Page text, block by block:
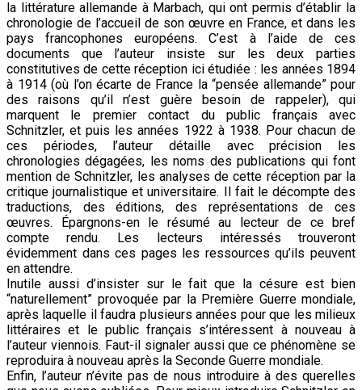
la littérature allemande à Marbach, qui ont permis d’établir la
chronologie de l’accueil de son œuvre en France, et dans les
pays francophones européens. C’est à l’aide de ces
documents que l’auteur insiste sur les deux parties
constitutives de cette réception ici étudiée : les années 1894
à 1914 (où l’on écarte de France la “pensée allemande” pour
des raisons qu’il n’est guère besoin de rappeler), qui
marquent le premier contact du public français avec
Schnitzler, et puis les années 1922 à 1938. Pour chacun de
ces périodes, l’auteur détaille avec précision les
chronologies dégagées, les noms des publications qui font
mention de Schnitzler, les analyses de cette réception par la
critique journalistique et universitaire. Il fait le décompte des
traductions, des éditions, des représentations de ces
œuvres. Épargnons-en le résumé au lecteur de ce bref
compte rendu. Les lecteurs intéressés trouveront
évidemment dans ces pages les ressources qu’ils peuvent
en attendre.
Inutile aussi d’insister sur le fait que la césure est bien
“naturellement” provoquée par la Première Guerre mondiale,
après laquelle il faudra plusieurs années pour que les milieux
littéraires et le public français s’intéressent à nouveau à
l’auteur viennois. Faut-il signaler aussi que ce phénomène se
reproduira à nouveau après la Seconde Guerre mondiale.
Enfin, l’auteur n’évite pas de nous introduire à des querelles